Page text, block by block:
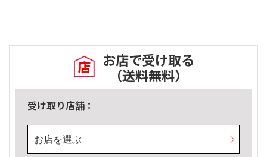
お店で受け取る
（送料無料）
受け取り店舗：
お店を選ぶ